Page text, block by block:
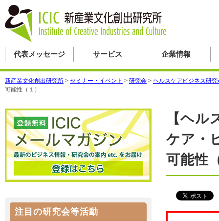
代表メッセージ サービス 企業情報
新産業文化創出研究所 > セミナー・イベント > 研究会 > ヘルスケアビジネス研究
可能性（１）
【ヘ
ケア・
可能性
注目の研究会等活動